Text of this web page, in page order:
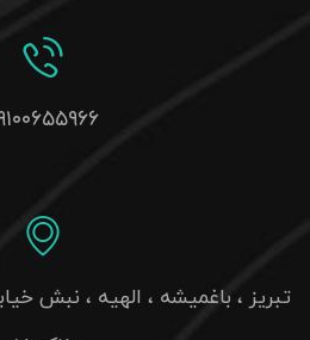
تبریز ، باغمیشه ، الهیه ، نبش